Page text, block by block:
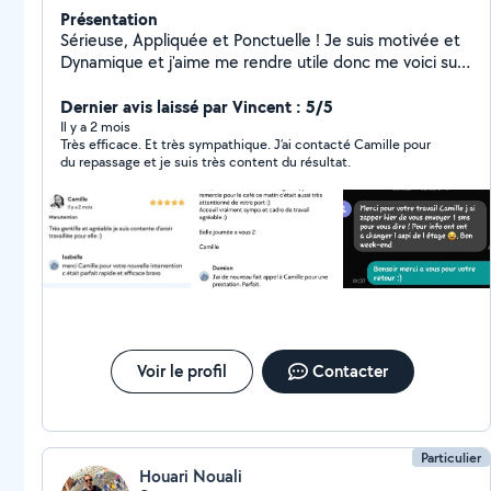
Présentation
Sérieuse, Appliquée et Ponctuelle ! Je suis motivée et
Dynamique et j'aime me rendre utile donc me voici sur
Repassage
Dernier avis laissé par Vincent : 5/5
Il y a 2 mois
Très efficace. Et très sympathique. J’ai contacté Camille pour
du repassage et je suis très content du résultat.
Voir le profil Contacter
Particulier
Houari Nouali